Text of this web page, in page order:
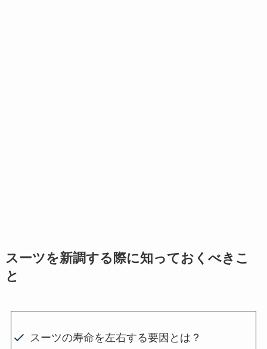
スーツを新調する際に知っておくべきこ
と
スーツの寿命を左右する要因とは？